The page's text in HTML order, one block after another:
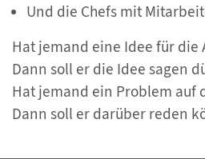
Und die Chefs mit
Hat jemand eine Idee für die
Dann soll er die Idee sagen
Hat jemand ein Problem auf
Dann soll er darüber reden